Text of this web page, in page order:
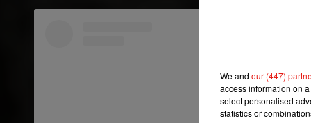
We and our (447)
access information on
select personalised
statistics or